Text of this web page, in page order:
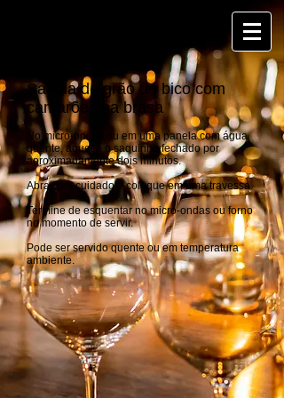
Salada de grão de bico com
camarões na brasa
No micro-ondas ou em uma panela com água
quente, aqueça o saquinho fechado por
aproximadamente dois minutos.
Abra com cuidado e coloque em uma travessa.
Termine de esquentar no micro-ondas ou forno
no momento de servir.
Pode ser servido quente ou em temperatura
ambiente.